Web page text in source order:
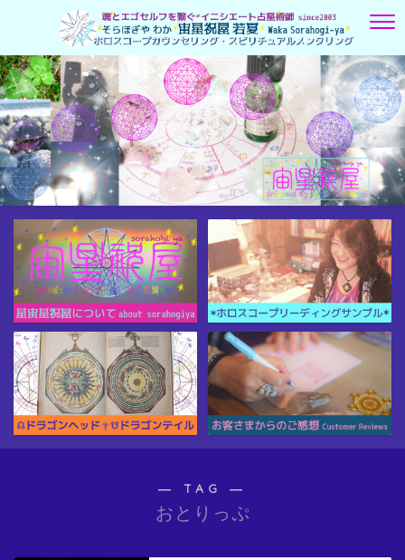
― TAG ―
おとりっぷ